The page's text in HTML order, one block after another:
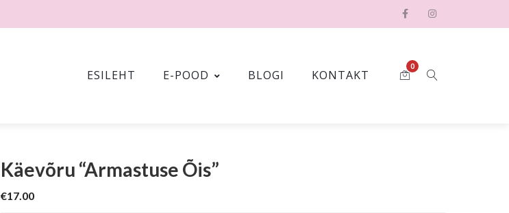
ESILEHT E-POOD BLOGI KONTAKT
0
Käevõru “Armastuse Õis”
€17.00